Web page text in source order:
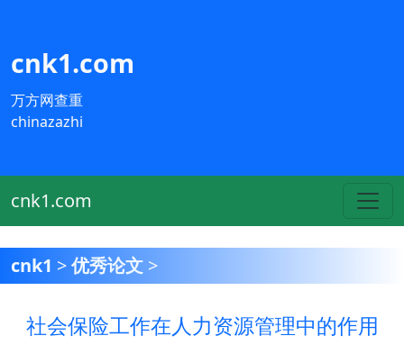
cnk1.com
万方网查重
chinazazhi
cnk1.com
cnk1 >优秀论文 >
社会保险工作在人力资源管理中的作用